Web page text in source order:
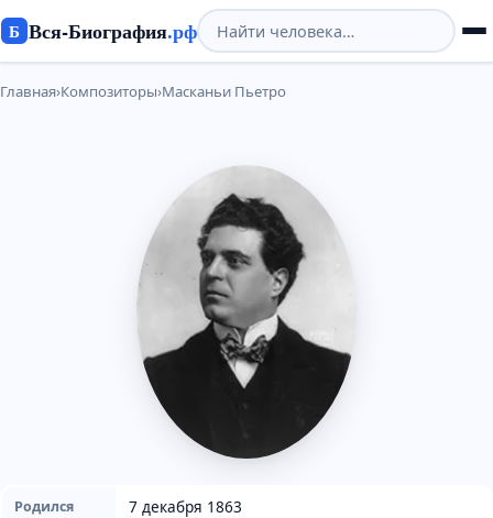
Б Вся-Биография.рф
Главная›Композиторы›Масканьи Пьетро
Родился 7 декабря 1863